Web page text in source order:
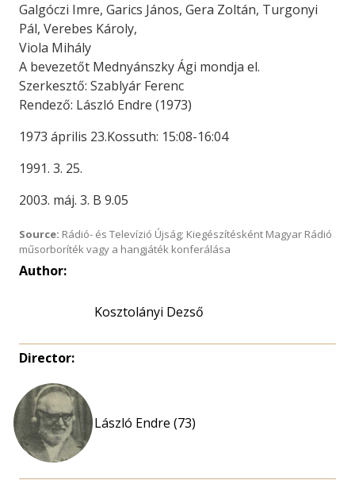
Galgóczi Imre, Garics János, Gera Zoltán, Turgonyi
Pál, Verebes Károly,
Viola Mihály
A bevezetőt Mednyánszky Ági mondja el.
Szerkesztő: Szablyár Ferenc
Rendező: László Endre (1973)
1973 április 23.Kossuth: 15:08-16:04
1991. 3. 25.
2003. máj. 3. B 9.05
Source: Rádió- és Televízió Újság; Kiegészítésként Magyar Rádió
műsorboríték vagy a hangjáték konferálása
Author:
Kosztolányi Dezső
Director:
László Endre (73)